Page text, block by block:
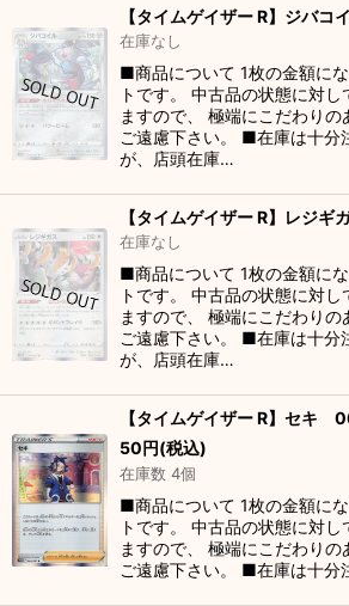
【タイムゲイザー R】ジバ
在庫なし
■商品について 1枚の金額に
トです。 中古品の状態に対し
ますので、 極端にこだわり
ご遠慮下さい。 ■在庫は十分
が、店頭在庫…
【タイムゲイザー R】レジ
在庫なし
■商品について 1枚の金額に
トです。 中古品の状態に対し
ますので、 極端にこだわり
ご遠慮下さい。 ■在庫は十分
が、店頭在庫…
【タイムゲイザー R】セキ
50円(税込)
在庫数 4個
■商品について 1枚の金額に
トです。 中古品の状態に対し
ますので、 極端にこだわり
ご遠慮下さい。 ■在庫は十分